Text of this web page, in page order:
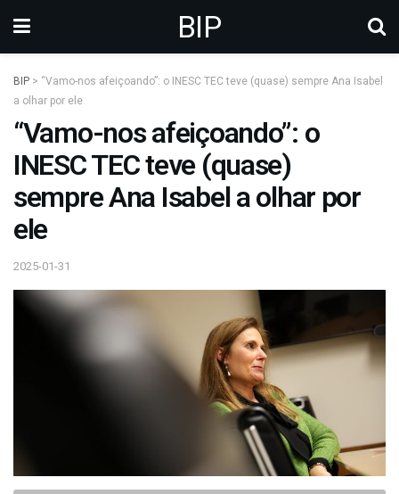
BIP
BIP > “Vamo-nos afeiçoando”: o INESC TEC teve (quase) sempre Ana Isabel
a olhar por ele
“Vamo-nos afeiçoando”: o
INESC TEC teve (quase)
sempre Ana Isabel a olhar por
ele
2025-01-31